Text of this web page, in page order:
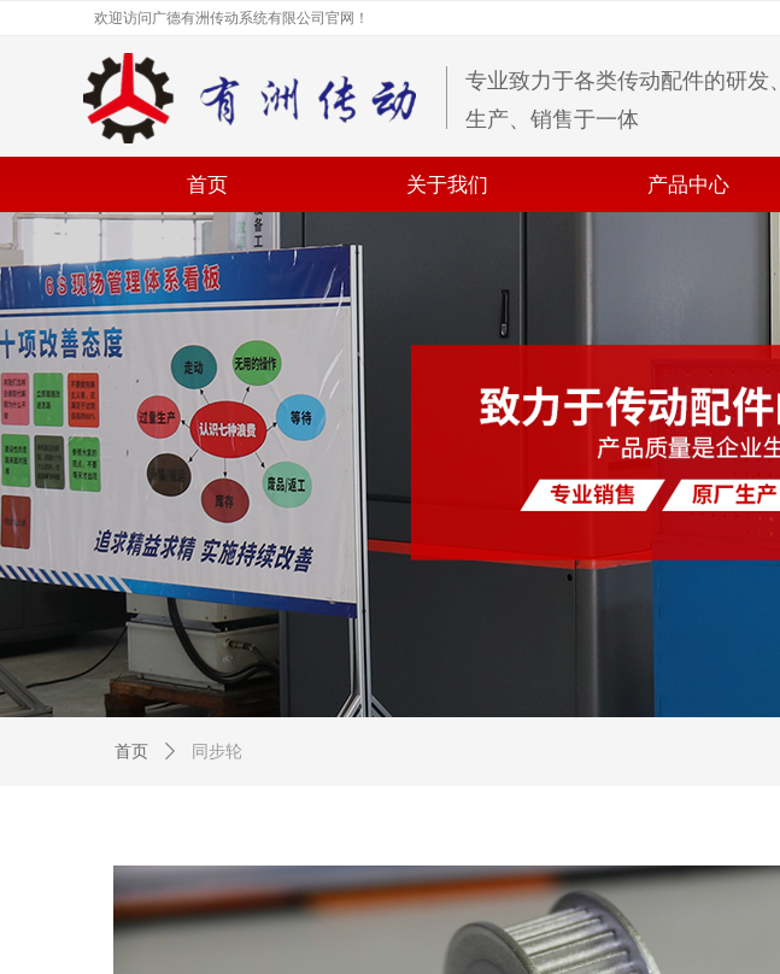
专业致力于各类传动配件的研发、
生产、销售于一体
首页 关于我们 产品中心
欢迎访问广德有洲传动系统有限公司官网！
首页 ꄲ 同步轮